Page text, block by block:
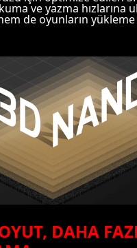
ve yazma hızlarına
hem de oyunların
DAHA